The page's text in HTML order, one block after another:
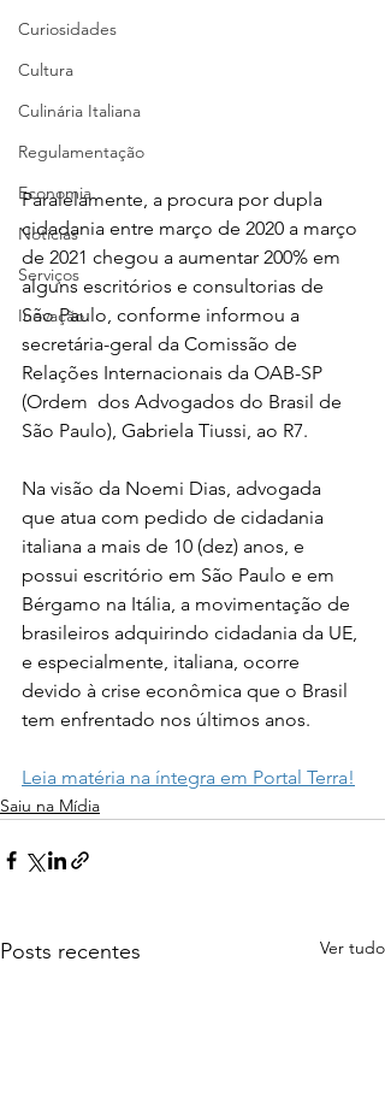
Curiosidades
Cultura
Culinária Italiana
Regulamentação
Economia
Notícias
Serviços
Inovação
Paralelamente, a procura por dupla
cidadania entre março de 2020 a março
de 2021 chegou a aumentar 200% em
alguns escritórios e consultorias de
São Paulo, conforme informou a
secretária-geral da Comissão de
Relações Internacionais da OAB-SP
(Ordem  dos Advogados do Brasil de
São Paulo), Gabriela Tiussi, ao R7.
Na visão da Noemi Dias, advogada
que atua com pedido de cidadania
italiana a mais de 10 (dez) anos, e
possui escritório em São Paulo e em
Bérgamo na Itália, a movimentação de
brasileiros adquirindo cidadania da UE,
e especialmente, italiana, ocorre
devido à crise econômica que o Brasil
tem enfrentado nos últimos anos.
Leia matéria na íntegra em Portal Terra!
Saiu na Mídia
Posts recentes Ver tudo